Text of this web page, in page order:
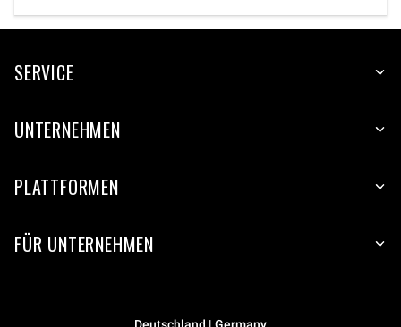
SERVICE
UNTERNEHMEN
PLATTFORMEN
FÜR UNTERNEHMEN